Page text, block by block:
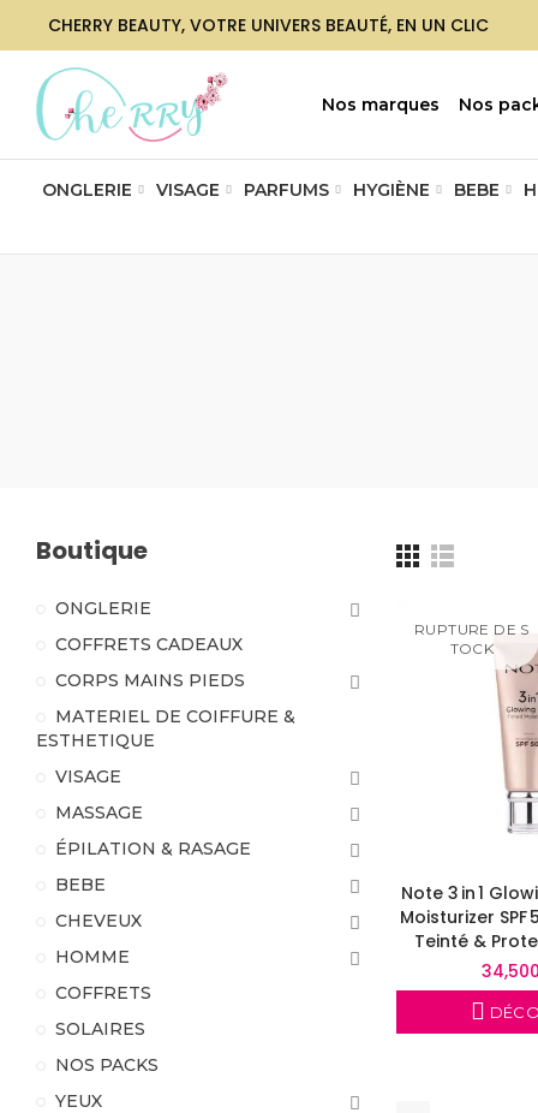
CHERRY BEAUTY, VOTRE UNIVERS BEAUTÉ, EN UN CLIC
Nos marques Nos
ONGLERIE VISAGE PARFUMS HYGIÈNE BEBE
RUPTURE DE S
TOCK
Note 3 In 1
Moisturizer
Teinté &
Boutique
ONGLERIE
COFFRETS CADEAUX
CORPS MAINS PIEDS
MATERIEL DE COIFFURE &
ESTHETIQUE
VISAGE
MASSAGE
ÉPILATION & RASAGE
BEBE
CHEVEUX
HOMME
COFFRETS
SOLAIRES
NOS PACKS
YEUX